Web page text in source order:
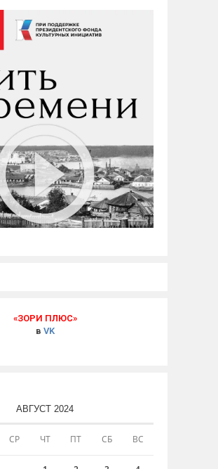
«ЗОРИ ПЛЮС»
в VK
АВГУСТ 2024
СР ЧТ ПТ СБ ВС